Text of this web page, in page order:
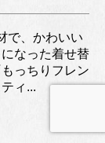
で、かわいい
なった着せ替
っちりフレン
ィ...